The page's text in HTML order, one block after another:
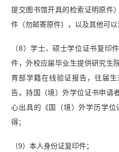
提交图书馆开具的检索证明原件
件（勿邮寄原件），以及其他可以
（8）学士、硕士学位证书复印
件，外校应届毕业生提供研究生
育部学籍在线验证报告，往届
告。持国（境）外学位证书申请
心出具的《国（境）外学历学
得；
（9）本人身份证复印件；